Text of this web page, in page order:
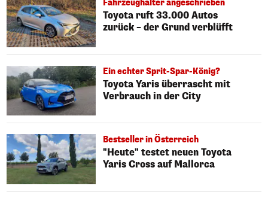
Fahrzeughalter angeschrieben
Toyota ruft 33.000 Autos
zurück – der Grund verblüfft
Ein echter Sprit-Spar-König?
Toyota Yaris überrascht mit
Verbrauch in der City
Bestseller in Österreich
"Heute" testet neuen Toyota
Yaris Cross auf Mallorca